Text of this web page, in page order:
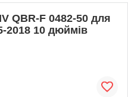
QBR-F 0482-50 для
2018 10 дюймів